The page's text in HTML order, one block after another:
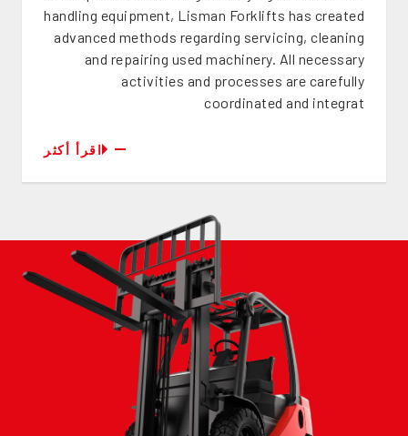
handling equipment, Lisman Forklifts has created
advanced methods regarding servicing, cleaning
and repairing used machinery. All necessary
activities and processes are carefully
coordinated and integrat
اقرأ أكثر